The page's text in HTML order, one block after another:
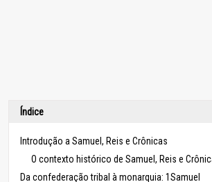
Índice
Introdução a Samuel, Reis e Crônicas
O contexto histórico de Samuel, Reis e
Da confederação tribal à monarquia: 1Samuel